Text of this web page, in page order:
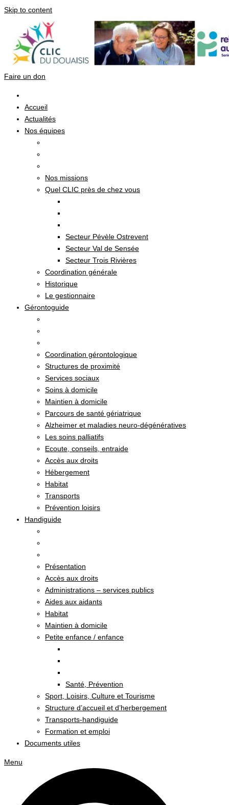
Skip to content
Faire un don
Accueil
Actualités
Nos équipes
Nos missions
Quel CLIC près de chez vous
Secteur Pévèle Ostrevent
Secteur Val de Sensée
Secteur Trois Rivières
Coordination générale
Historique
Le gestionnaire
Gérontoguide
Coordination gérontologique
Structures de proximité
Services sociaux
Soins à domicile
Maintien à domicile
Parcours de santé gériatrique
Alzheimer et maladies neuro-dégénératives
Les soins palliatifs
Ecoute, conseils, entraide
Accès aux droits
Hébergement
Habitat
Transports
Prévention loisirs
Handiguide
Présentation
Accès aux droits
Administrations – services publics
Aides aux aidants
Habitat
Maintien à domicile
Petite enfance / enfance
Santé, Prévention
Sport, Loisirs, Culture et Tourisme
Structure d’accueil et d’herbergement
Transports-handiguide
Formation et emploi
Documents utiles
Menu